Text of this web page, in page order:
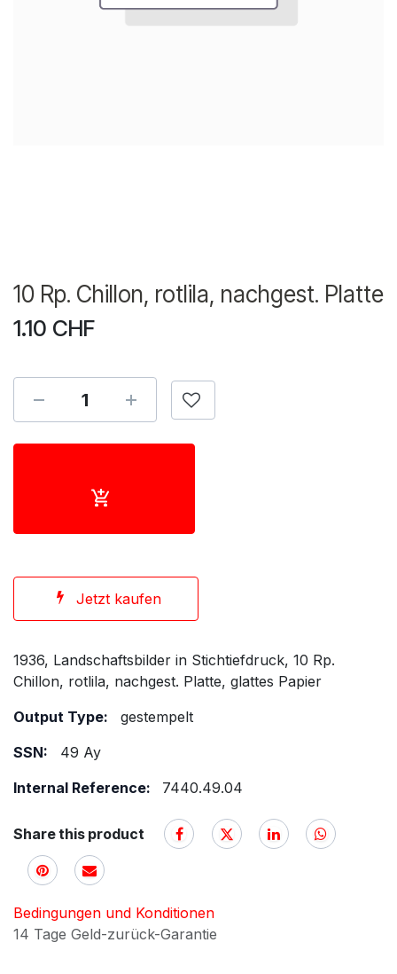
10 Rp. Chillon, rotlila, nachgest. Platte
1.10 CHF
Jetzt kaufen
1936, Landschaftsbilder in Stichtiefdruck, 10 Rp.
Chillon, rotlila, nachgest. Platte, glattes Papier
Output Type:
gestempelt
SSN:
49 Ay
Internal Reference:
7440.49.04
Share this product
Bedingungen und Konditionen
14 Tage Geld-zurück-Garantie